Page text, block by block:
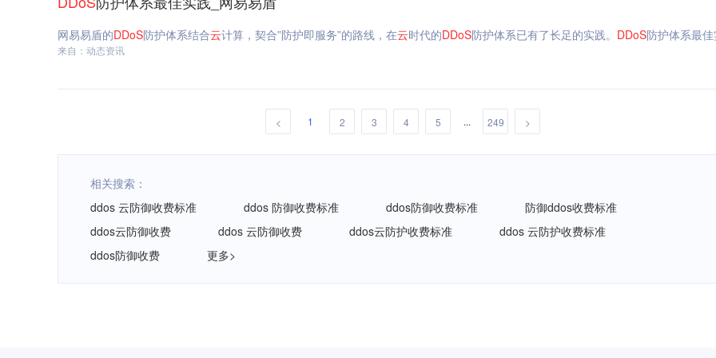
网易易盾的DDoS防护体系结合云计算，契合”防护即服务”的路线，在云时代的DDoS防护体系已有了长足的实践。 DDoS防护体系最
来自：动态资讯
< 1 2 3 4 5 ... 249 >
相关搜索：
ddos 云防御收费标准
ddos 防御收费标准 ddos防御收费标准
防御ddos收费标准
ddos云防御收费
ddos 云防御收费 ddos云防护收费标准
ddos 云防护收费标准
ddos防御收费
更多>